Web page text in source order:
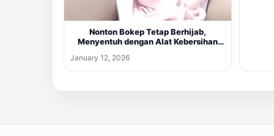
Nonton Bokep Tetap Berhijab,
Menyentuh dengan Alat Kebersihan
January 12, 2026